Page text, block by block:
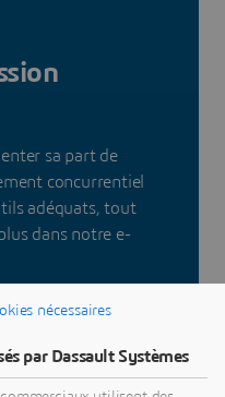
sa part de
concurrentiel
adéquats, tout
dans notre e-
nécessaires
par Dassault Systèmes